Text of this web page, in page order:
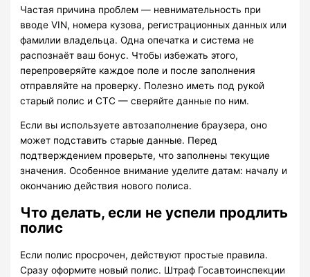
Частая причина проблем — невнимательность при
вводе VIN, номера кузова, регистрационных данных или
фамилии владельца. Одна опечатка и система не
распознаёт ваш бонус. Чтобы избежать этого,
перепроверяйте каждое поле и после заполнения
отправляйте на проверку. Полезно иметь под рукой
старый полис и СТС — сверяйте данные по ним.
Если вы используете автозаполнение браузера, оно
может подставить старые данные. Перед
подтверждением проверьте, что заполнены текущие
значения. Особенное внимание уделите датам: началу и
окончанию действия нового полиса.
Что делать, если не успели продлить
полис
Если полис просрочен, действуют простые правила.
Сразу оформите новый полис. Штраф Госавтоинспекции